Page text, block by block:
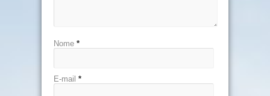
Nome *
E-mail *